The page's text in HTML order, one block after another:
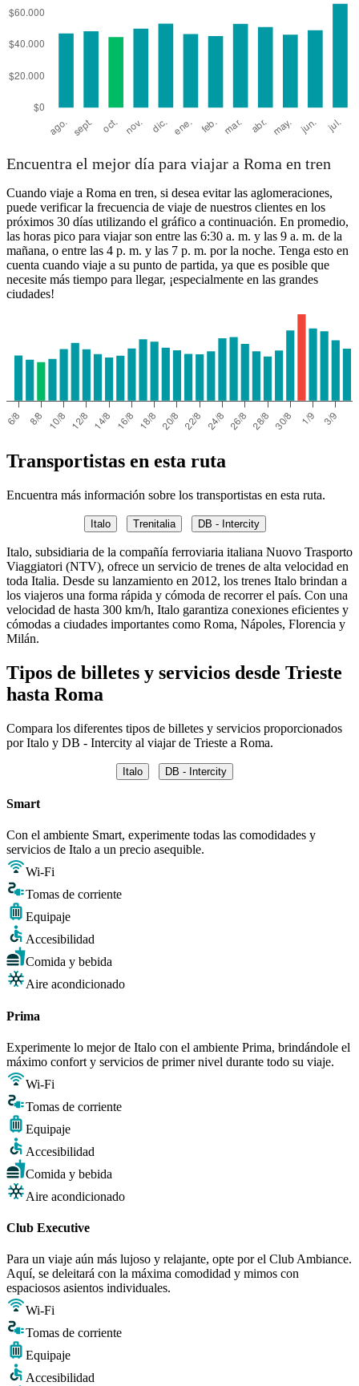
Encuentra el mejor día para viajar a Roma en tren
Cuando viaje a Roma en tren, si desea evitar las aglomeraciones,
puede verificar la frecuencia de viaje de nuestros clientes en los
próximos 30 días utilizando el gráfico a continuación. En promedio,
las horas pico para viajar son entre las 6:30 a. m. y las 9 a. m. de la
mañana, o entre las 4 p. m. y las 7 p. m. por la noche. Tenga esto en
cuenta cuando viaje a su punto de partida, ya que es posible que
necesite más tiempo para llegar, ¡especialmente en las grandes
ciudades!
Transportistas en esta ruta
Encuentra más información sobre los transportistas en esta ruta.
Italo Trenitalia DB - Intercity
Italo, subsidiaria de la compañía ferroviaria italiana Nuovo Trasporto
Viaggiatori (NTV), ofrece un servicio de trenes de alta velocidad en
toda Italia. Desde su lanzamiento en 2012, los trenes Italo brindan a
los viajeros una forma rápida y cómoda de recorrer el país. Con una
velocidad de hasta 300 km/h, Italo garantiza conexiones eficientes y
cómodas a ciudades importantes como Roma, Nápoles, Florencia y
Milán.
Tipos de billetes y servicios desde Trieste
hasta Roma
Compara los diferentes tipos de billetes y servicios proporcionados
por Italo y DB - Intercity al viajar de Trieste a Roma.
Italo DB - Intercity
Smart
Con el ambiente Smart, experimente todas las comodidades y
servicios de Italo a un precio asequible.
Wi-Fi
Tomas de corriente
Equipaje
Accesibilidad
Comida y bebida
Aire acondicionado
Prima
Experimente lo mejor de Italo con el ambiente Prima, brindándole el
máximo confort y servicios de primer nivel durante todo su viaje.
Wi-Fi
Tomas de corriente
Equipaje
Accesibilidad
Comida y bebida
Aire acondicionado
Club Executive
Para un viaje aún más lujoso y relajante, opte por el Club Ambiance.
Aquí, se deleitará con la máxima comodidad y mimos con
espaciosos asientos individuales.
Wi-Fi
Tomas de corriente
Equipaje
Accesibilidad